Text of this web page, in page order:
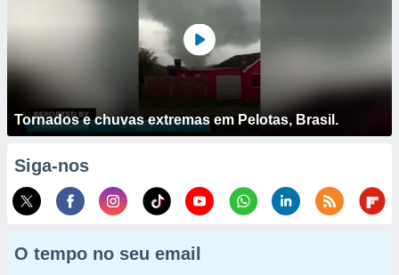
Tornados e chuvas extremas em Pelotas, Brasil.
Siga-nos
O tempo no seu email